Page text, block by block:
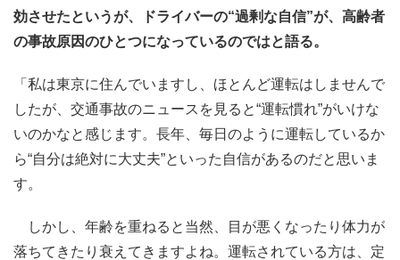
効させたというが、ドライバーの“過剰な自信”が、高齢者
の事故原因のひとつになっているのではと語る。
「私は東京に住んでいますし、ほとんど運転はしませんで
したが、交通事故のニュースを見ると“運転慣れ”がいけな
いのかなと感じます。長年、毎日のように運転しているか
ら“自分は絶対に大丈夫”といった自信があるのだと思いま
す。
しかし、年齢を重ねると当然、目が悪くなったり体力が
落ちてきたり衰えてきますよね。運転されている方は、定